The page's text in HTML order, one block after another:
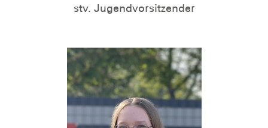
stv. Jugendvorsitzender